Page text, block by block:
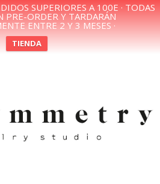
SUPERIORES A 100E · TODAS
PRE-ORDER Y TARDARÁN
ENTRE 2 Y 3 MESES ·
TIENDA